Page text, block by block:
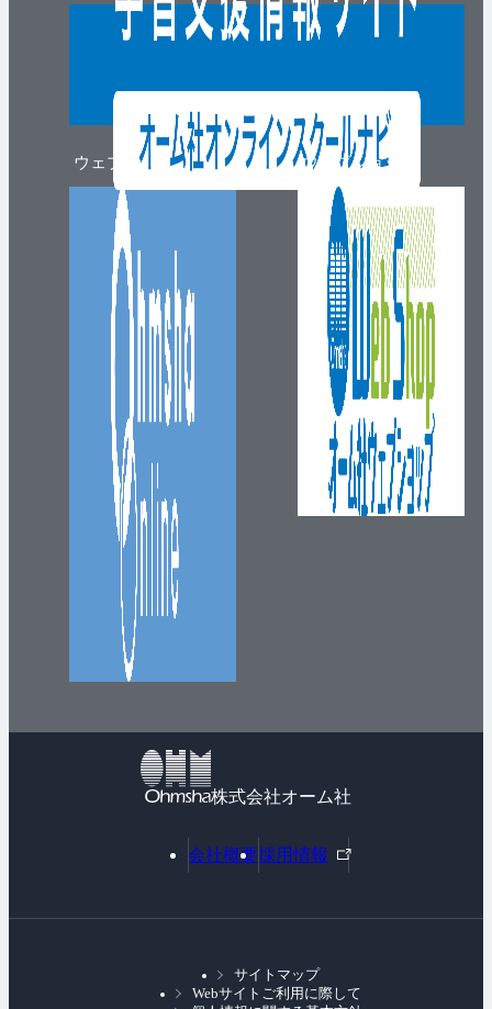
ウェブマガジン ウェブショップ
株式会社オーム社
会社概要採用情報
外
部
ン
サイトマップ
Webサイトご利用に際して